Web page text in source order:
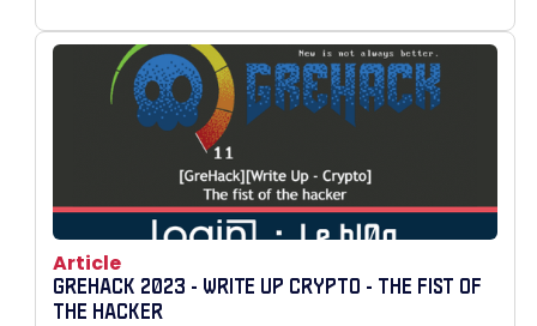
Article
GREHACK 2023 - WRITE UP CRYPTO - THE FIST OF
THE HACKER